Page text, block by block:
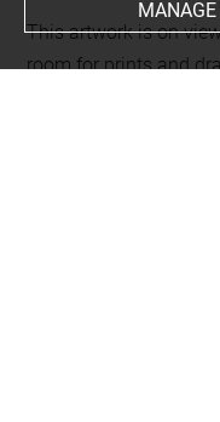
This artwork is on
room for prints and
MANAGE